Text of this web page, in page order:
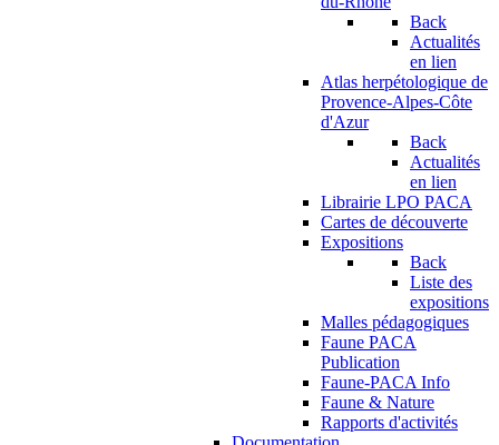
Back
Actualités
en lien
Atlas herpétologique de
Provence-Alpes-Côte
d'Azur
Back
Actualités
en lien
Librairie LPO PACA
Cartes de découverte
Expositions
Back
Liste des
expositions
Malles pédagogiques
Faune PACA
Publication
Faune-PACA Info
Faune & Nature
Rapports d'activités